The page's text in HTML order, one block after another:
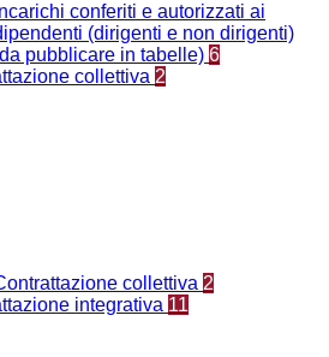
Incarichi conferiti e autorizzati ai
(dirigenti e non dirigenti)
pubblicare in tabelle) 6
collettiva 2
collettiva 2
integrativa 11